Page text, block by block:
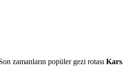
zamanların popüler gezi rotası Kars.